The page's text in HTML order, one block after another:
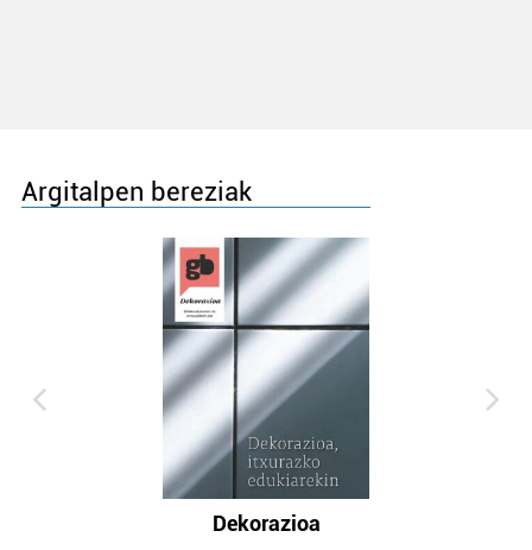
Argitalpen bereziak
Dekorazioa